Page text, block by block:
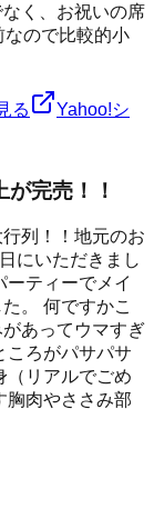
く、お祝いの席
なので比較的小
る
Yahoo!シ
完売！！
列！！地元のお
にいただきまし
ーティーでメイ
。 何ですかこ
あってウマすぎ
ころがパサパサ
（リアルでごめ
胸肉やささみ部